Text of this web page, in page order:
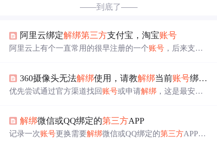
——到底了——
阿里云绑定解绑第三方支付宝，淘宝账号
阿里云上有个一直常用的很早注册的一个账号 ，后来支付
响应很神速，貌似部分用户的 账号在安全设置页面账号名
后会有个第三方账号绑定链接，但有些用户没有，我的
360摄像头无法解绑使用，请教解绑当前账号绑定问题？
优先尝试通过官方渠道找回 账号或申请解绑 ，这是最安全
发生类似问题。希望如上措施及解决方案能够帮到有需要
的你。PS：如若遇到采纳如下方案还是未解决的同学，希
解绑微信或QQ绑定的第三方APP
记录一次账号更换需要解绑微信或QQ绑定的第三方APP的